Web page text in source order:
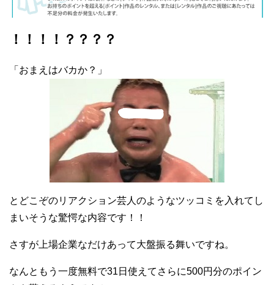
！！！！？？？？
「おまえはバカか？」
とどこぞのリアクション芸人のようなツッコミを入れてし
まいそうな驚愕な内容です！！
さすが上場企業なだけあって大盤振る舞いですね。
なんともう一度無料で31日使えてさらに500円分のポイン